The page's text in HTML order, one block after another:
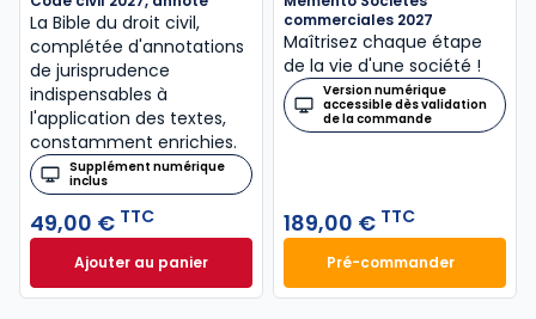
La Bible du droit civil,
complétée d'annotations
de jurisprudence
indispensables à
l'application des textes,
constamment enrichies.
Supplément numérique
inclus
49,00 € TTC
Ajouter au panierCode civil 2027, annoté à 49,00 € TTC
commerciales 2027
Maîtrisez chaque étape
de la vie d'une société !
Version numérique
accessible dès validation
de la commande
189,00 € TTC
Pré-commander
Mémento